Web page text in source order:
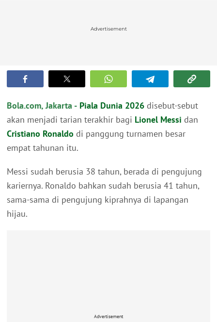
Advertisement
Bola.com, Jakarta - Piala Dunia 2026 disebut-sebut
akan menjadi tarian terakhir bagi Lionel Messi dan
Cristiano Ronaldo di panggung turnamen besar
empat tahunan itu.
Messi sudah berusia 38 tahun, berada di pengujung
kariernya. Ronaldo bahkan sudah berusia 41 tahun,
sama-sama di pengujung kiprahnya di lapangan
hijau.
Advertisement